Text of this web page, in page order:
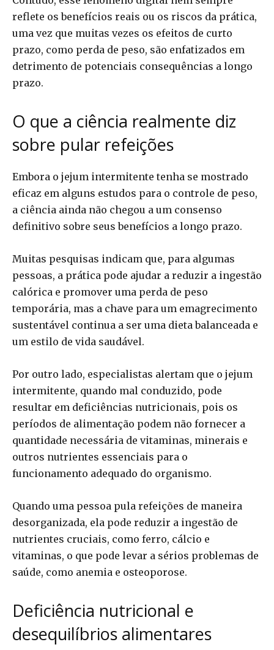
reflete os benefícios reais ou os riscos da prática,
uma vez que muitas vezes os efeitos de curto
prazo, como perda de peso, são enfatizados em
detrimento de potenciais consequências a longo
prazo.
O que a ciência realmente diz
sobre pular refeições
Embora o jejum intermitente tenha se mostrado
eficaz em alguns estudos para o controle de peso,
a ciência ainda não chegou a um consenso
definitivo sobre seus benefícios a longo prazo.
Muitas pesquisas indicam que, para algumas
pessoas, a prática pode ajudar a reduzir a ingestão
calórica e promover uma perda de peso
temporária, mas a chave para um emagrecimento
sustentável continua a ser uma dieta balanceada e
um estilo de vida saudável.
Por outro lado, especialistas alertam que o jejum
intermitente, quando mal conduzido, pode
resultar em deficiências nutricionais, pois os
períodos de alimentação podem não fornecer a
quantidade necessária de vitaminas, minerais e
outros nutrientes essenciais para o
funcionamento adequado do organismo.
Quando uma pessoa pula refeições de maneira
desorganizada, ela pode reduzir a ingestão de
nutrientes cruciais, como ferro, cálcio e
vitaminas, o que pode levar a sérios problemas de
saúde, como anemia e osteoporose.
Deficiência nutricional e
desequilíbrios alimentares